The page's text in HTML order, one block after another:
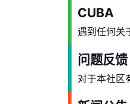
CUBA
遇到任何关
问题反馈
对于本社区